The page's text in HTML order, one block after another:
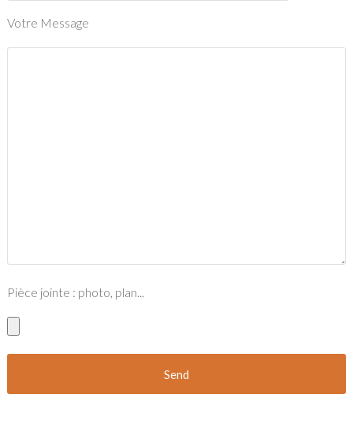
Votre Message
Pièce jointe : photo, plan...